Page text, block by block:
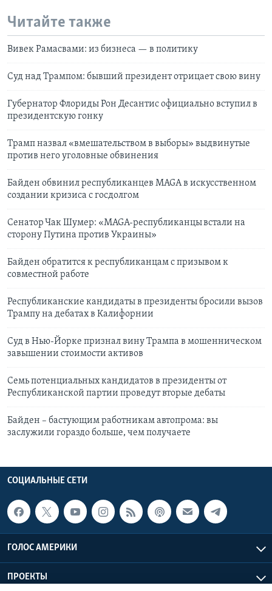
Читайте также
Вивек Рамасвами: из бизнеса — в политику
Суд над Трампом: бывший президент отрицает свою вину
Губернатор Флориды Рон Десантис официально вступил в
президентскую гонку
Трамп назвал «вмешательством в выборы» выдвинутые
против него уголовные обвинения
Байден обвинил республиканцев MAGA в искусственном
создании кризиса с госдолгом
Cенатор Чак Шумер: «MAGA-республиканцы встали на
сторону Путина против Украины»
Байден обратится к республиканцам с призывом к
совместной работе
Республиканские кандидаты в президенты бросили вызов
Трампу на дебатах в Калифорнии
Суд в Нью-Йорке признал вину Трампа в мошенническом
завышении стоимости активов
Семь потенциальных кандидатов в президенты от
Республиканской партии проведут вторые дебаты
Байден – бастующим работникам автопрома: вы
заслужили гораздо больше, чем получаете
СОЦИАЛЬНЫЕ СЕТИ
ГОЛОС АМЕРИКИ
ПРОЕКТЫ